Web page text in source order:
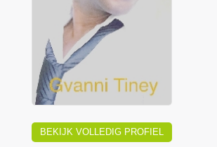
BEKIJK VOLLEDIG PROFIEL